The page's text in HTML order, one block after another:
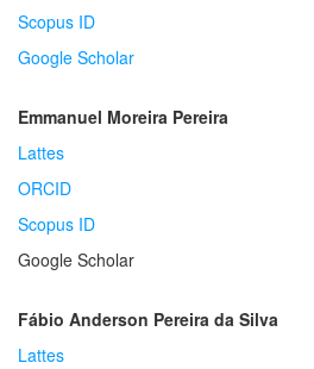
Scopus ID
Google Scholar
Emmanuel Moreira Pereira
Lattes
ORCID
Scopus ID
Google Scholar
Fábio Anderson Pereira da Silva
Lattes